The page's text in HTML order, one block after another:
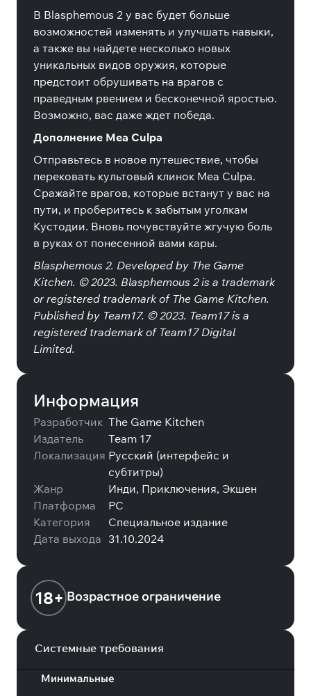
В Blasphemous 2 у вас будет больше
возможностей изменять и улучшать навыки,
а также вы найдете несколько новых
уникальных видов оружия, которые
предстоит обрушивать на врагов с
праведным рвением и бесконечной яростью.
Возможно, вас даже ждет победа.
Дополнение Mea Culpa
Отправьтесь в новое путешествие, чтобы
перековать культовый клинок Mea Culpa.
Сражайте врагов, которые встанут у вас на
пути, и проберитесь к забытым уголкам
Кустодии. Вновь почувствуйте жгучую боль
в руках от понесенной вами кары.
Blasphemous 2. Developed by The Game
Kitchen. © 2023. Blasphemous 2 is a trademark
or registered trademark of The Game Kitchen.
Published by Team17. © 2023. Team17 is a
registered trademark of Team17 Digital
Limited.
Информация
Разработчик The Game Kitchen
Издатель
Team 17
Локализация Русский (интерфейс и
субтитры)
Жанр
Инди, Приключения, Экшен
Платформа
PC
Категория
Специальное издание
Дата выхода 31.10.2024
18+ Возрастное ограничение
Системные требования
Минимальные